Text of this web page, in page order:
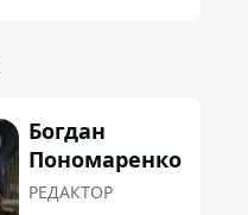
Богдан
Пономаренко
РЕДАКТОР